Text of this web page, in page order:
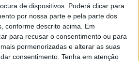
de dispositivos. Poderá clicar para
por nossa parte e pela parte dos
conforme descrito acima. Em
para recusar o consentimento ou para
pormenorizadas e alterar as suas
consentimento. Tenha em atenção
suas propriedades, da
de notificação com pedido de
dos seus terrenos, de
do projeto do BUPi – Balcão